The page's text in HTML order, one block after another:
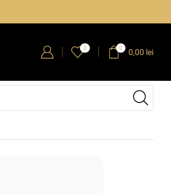
0 0 0,00 lei